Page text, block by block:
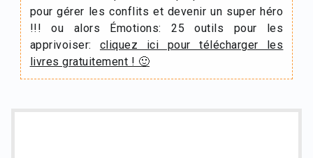
pour gérer les conflits et devenir un super héro
!!! ou alors Émotions: 25 outils pour les
apprivoiser: cliquez ici pour télécharger les
livres gratuitement ! 🙂